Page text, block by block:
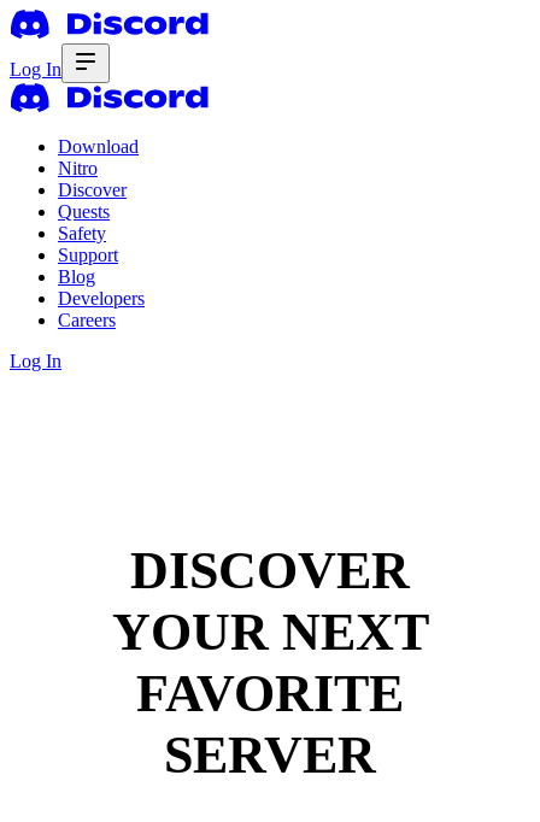
Log In
Download
Nitro
Discover
Quests
Safety
Support
Blog
Developers
Careers
Log In
DISCOVER
YOUR NEXT
FAVORITE
SERVER